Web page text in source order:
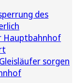
des
Hauptbahnhof
Gleisläufer sorgen